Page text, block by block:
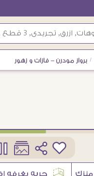
/ برواز مودرن – فازات و زهور
9